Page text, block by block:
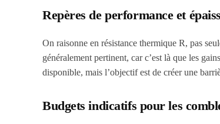
Repères de performance et
On raisonne en résistance thermique R, pas
généralement pertinent, car c’est là que les
disponible, mais l’objectif est de créer une
Budgets indicatifs pour les